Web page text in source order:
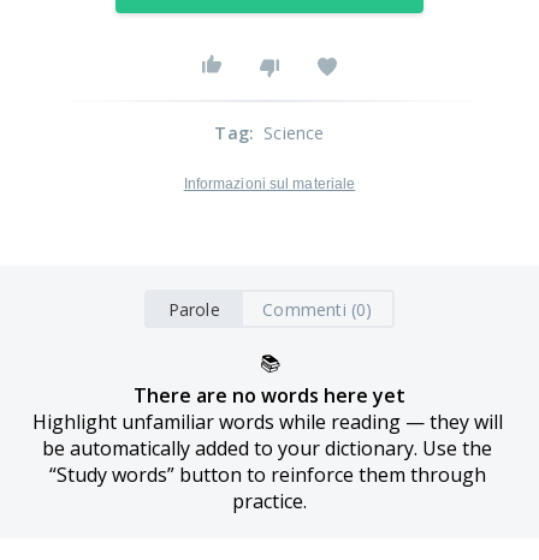
Tag: Science
Informazioni sul materiale
Parole Commenti (0)
📚
There are no words here yet
Highlight unfamiliar words while reading — they will
be automatically added to your dictionary. Use the
“Study words” button to reinforce them through
practice.